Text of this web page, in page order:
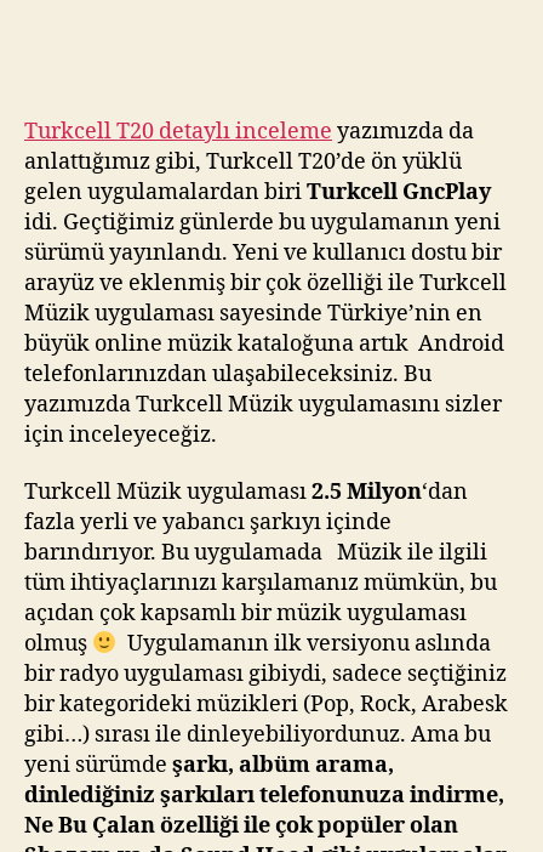
Turkcell T20 detaylı inceleme yazımızda da
anlattığımız gibi, Turkcell T20’de ön yüklü
gelen uygulamalardan biriTurkcell GncPlay
idi. Geçtiğimiz günlerde bu uygulamanın yeni
sürümü yayınlandı. Yeni ve kullanıcı dostu bir
arayüz ve eklenmiş bir çok özelliği ile Turkcell
Müzik uygulaması sayesinde Türkiye’nin en
büyük online müzik kataloğuna artık Android
telefonlarınızdan ulaşabileceksiniz. Bu
yazımızda Turkcell Müzik uygulamasını sizler
için inceleyeceğiz.
Turkcell Müzik uygulaması2.5 Milyon‘dan
fazla yerli ve yabancı şarkıyı içinde
barındırıyor. Bu uygulamada Müzik ile ilgili
tüm ihtiyaçlarınızı karşılamanız mümkün, bu
açıdan çok kapsamlı bir müzik uygulaması
olmuş
Uygulamanın ilk versiyonu aslında
bir radyo uygulaması gibiydi, sadece seçtiğiniz
bir kategorideki müzikleri (Pop, Rock, Arabesk
gibi…) sırası ile dinleyebiliyordunuz. Ama bu
yeni sürümde şarkı, albüm arama,
dinlediğiniz şarkıları telefonunuza indirme,
Ne Bu Çalan özelliği ile çok popüler olan